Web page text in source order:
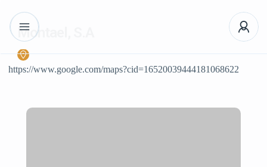
Montael, S.A
https://www.google.com/maps?cid=16520039444181068622